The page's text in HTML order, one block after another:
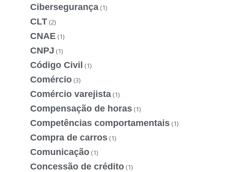
Cibersegurança (1)
CLT (2)
CNAE (1)
CNPJ (1)
Código Civil (1)
Comércio (3)
Comércio varejista (1)
Compensação de horas (1)
Competências comportamentais (1)
Compra de carros (1)
Comunicação (1)
Concessão de crédito (1)